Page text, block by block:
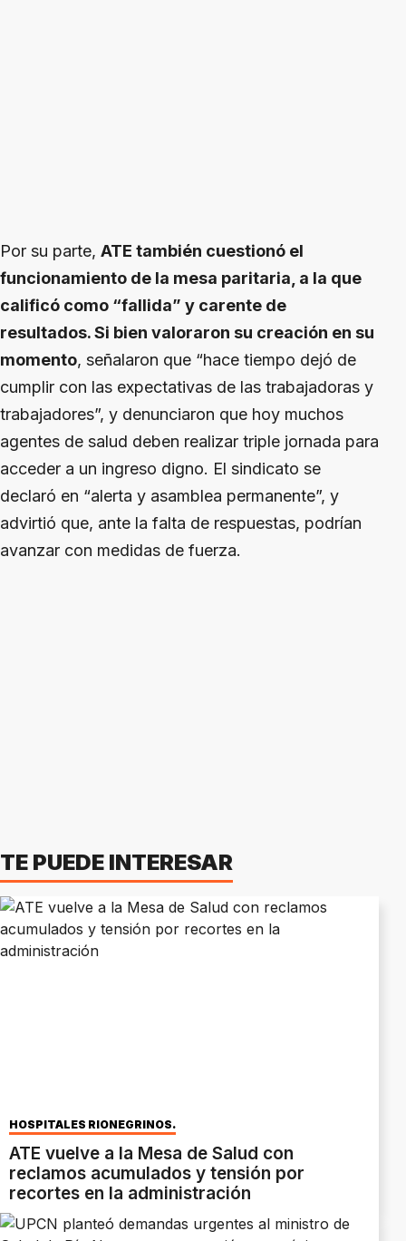
Por su parte, ATE también cuestionó el
funcionamiento de la mesa paritaria, a la que
calificó como “fallida” y carente de
resultados. Si bien valoraron su creación en su
momento, señalaron que “hace tiempo dejó de
cumplir con las expectativas de las trabajadoras y
trabajadores”, y denunciaron que hoy muchos
agentes de salud deben realizar triple jornada para
acceder a un ingreso digno. El sindicato se
declaró en “alerta y asamblea permanente”, y
advirtió que, ante la falta de respuestas, podrían
avanzar con medidas de fuerza.
TE PUEDE INTERESAR
HOSPITALES RIONEGRINOS.
ATE vuelve a la Mesa de Salud con
reclamos acumulados y tensión por
recortes en la administración